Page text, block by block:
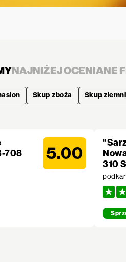
NAJNIŻEJ OCENIANE
Skup zboża Skup
708
5.00
310